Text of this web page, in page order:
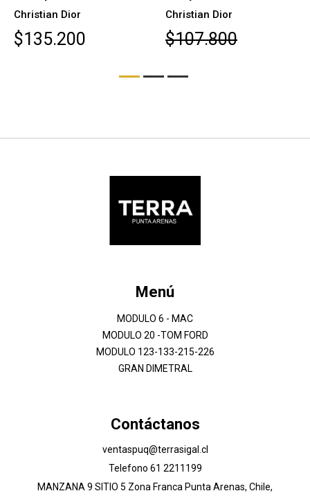
Christian Dior
$135.200
Christian Dior
$107.800
Menú
MODULO 6 - MAC
MODULO 20 -TOM FORD
MODULO 123-133-215-226
GRAN DIMETRAL
Contáctanos
ventaspuq@terrasigal.cl
Telefono 61 2211199
MANZANA 9 SITIO 5 Zona Franca Punta Arenas, Chile,